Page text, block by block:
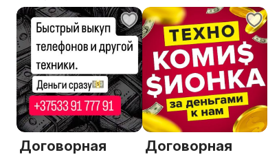
область
Могилевская область
Договорная Договорная